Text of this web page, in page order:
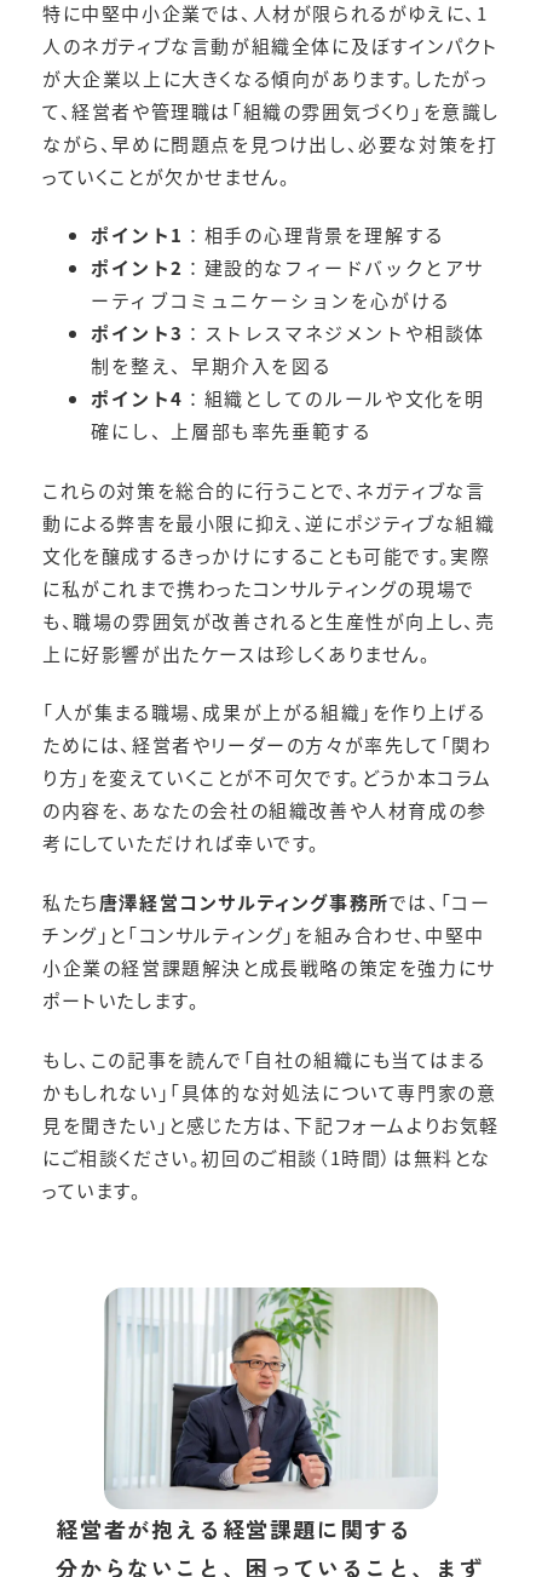
特に中堅中小企業では、人材が限られるがゆえに、1
人のネガティブな言動が組織全体に及ぼすインパクト
が大企業以上に大きくなる傾向があります。したがっ
て、経営者や管理職は「組織の雰囲気づくり」を意識し
ながら、早めに問題点を見つけ出し、必要な対策を打
っていくことが欠かせません。
ポイント1 ：相手の心理背景を理解する
ポイント2 ：建設的なフィードバックとアサ
ーティブコミュニケーションを心がける
ポイント3 ：ストレスマネジメントや相談体
制を整え、早期介入を図る
ポイント4 ：組織としてのルールや文化を明
確にし、上層部も率先垂範する
これらの対策を総合的に行うことで、ネガティブな言
動による弊害を最小限に抑え、逆にポジティブな組織
文化を醸成するきっかけにすることも可能です。実際
に私がこれまで携わったコンサルティングの現場で
も、職場の雰囲気が改善されると生産性が向上し、売
上に好影響が出たケースは珍しくありません。
「人が集まる職場、成果が上がる組織」を作り上げる
ためには、経営者やリーダーの方々が率先して「関わ
り方」を変えていくことが不可欠です。どうか本コラム
の内容を、あなたの会社の組織改善や人材育成の参
考にしていただければ幸いです。
私たち唐澤経営コンサルティング事務所では、「コー
チング」と「コンサルティング」を組み合わせ、中堅中
小企業の経営課題解決と成長戦略の策定を強力にサ
ポートいたします。
もし、この記事を読んで「自社の組織にも当てはまる
かもしれない」「具体的な対処法について専門家の意
見を聞きたい」と感じた方は、下記フォームよりお気軽
にご相談ください。初回のご相談（1時間）は無料とな
っています。
経営者が抱える経営課題に関する
分からないこと、困っていること、まず